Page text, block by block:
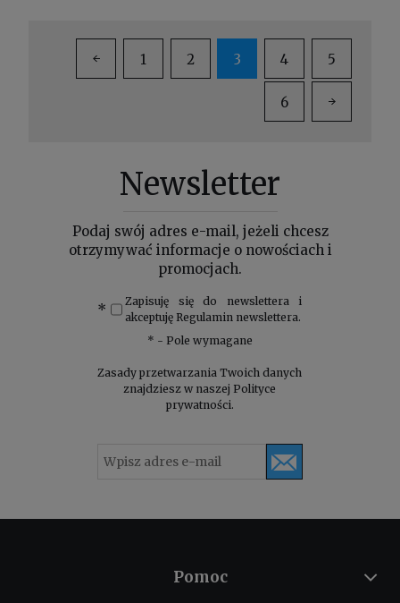
1 2 3 4 5
6
Newsletter
Podaj swój adres e-mail, jeżeli chcesz
otrzymywać informacje o nowościach i
promocjach.
*
Zapisuję się do newslettera i
akceptuję Regulamin newslettera.
* - Pole wymagane
Zasady przetwarzania Twoich danych
znajdziesz w naszej Polityce
prywatności.
Pomoc